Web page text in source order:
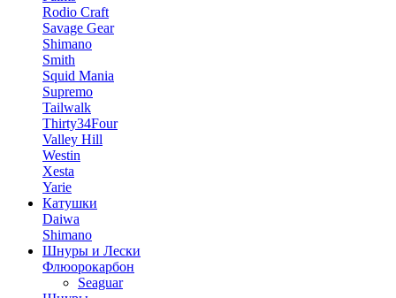
Rodio Craft
Savage Gear
Shimano
Smith
Squid Mania
Supremo
Tailwalk
Thirty34Four
Valley Hill
Westin
Xesta
Yarie
Катушки
Daiwa
Shimano
Шнуры и Лески
Флюорокарбон
Seaguar